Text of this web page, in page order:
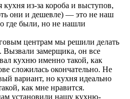
кухня из-за короба и выступов,
они и дешевле) — это не наш
где были, но не нашли
центрам мы решили делать
Вызвали замерщика, он все
кухню именно такой, как
сложилась окончательно. Не
вариант, но кухня идеально
как мне нравится.
установили нашу кухню-